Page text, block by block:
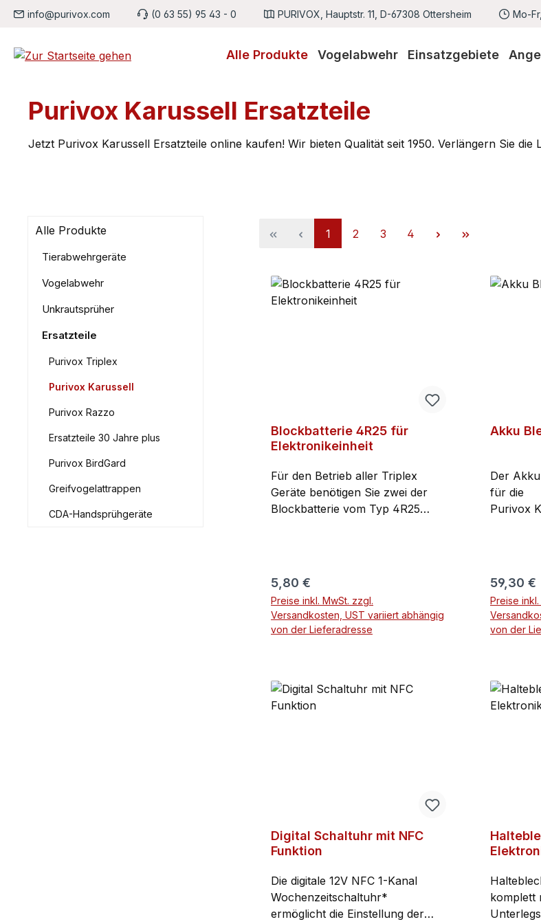
Hauptinhalt springen
Zur Suche springen
Zur Hauptnavigation springen
info@purivox.com (0 63 55) 95 43 - 0 PURIVOX, Hauptstr. 11, D-67308 Ottersheim Mo-
Alle Produkte Vogelabwehr Einsatzgebiete
Purivox Karussell Ersatzteile
Jetzt Purivox Karussell Ersatzteile online kaufen! Wir bieten Qualität seit 1950. Verlängern Sie
Alle Produkte
Tierabwehrgeräte
Vogelabwehr
Unkrautsprüher
Ersatzteile
Purivox Triplex
Purivox Karussell
Purivox Razzo
Ersatzteile 30 Jahre plus
Purivox BirdGard
Greifvogelattrappen
CDA-Handsprühgeräte
Seite
1 Seite
2 Seite
3 Seite
4
Blockbatterie 4R25 für
Elektronikeinheit
Für den Betrieb aller Triplex
Geräte benötigen Sie zwei der
Blockbatterie vom Typ 4R25
Sie 2x Batterien). Lieferung nur
innerhalb Deutschlands und
außerhalb der EU möglich.
Hinweis zur Entsorgung von
Regulärer Preis:
5,80 €
Preise inkl. MwSt. zzgl.
Versandkosten, UST variiert abhängig
von der Lieferadresse
Akku
Der
für die
Purivox
sowie
leichter
zu
59,30 €
Preise
von der
Digital Schaltuhr mit NFC
Funktion
Die digitale 12V NFC 1-Kanal
Wochenzeitschaltuhr*
ermöglicht die Einstellung der
komplett